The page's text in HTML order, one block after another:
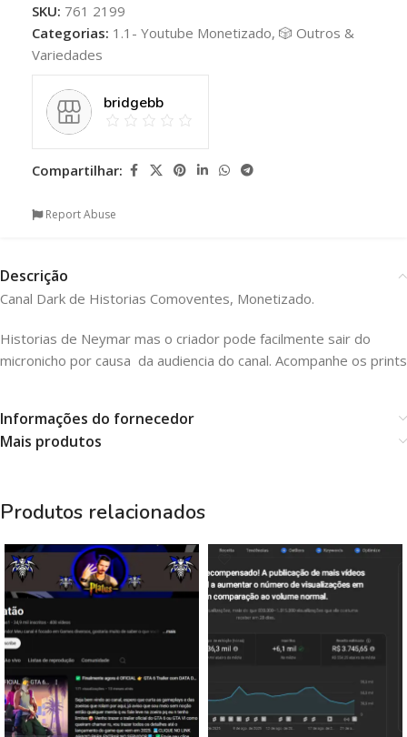
SKU: 761 2199
Categorias: 1.1- Youtube Monetizado, 🎲 Outros &
Variedades
bridgebb
Compartilhar:
Report Abuse
Descrição
Canal Dark de Historias Comoventes, Monetizado.
Historias de Neymar mas o criador pode facilmente sair do
micronicho por causa da audiencia do canal. Acompanhe os prints
Informações do fornecedor
Mais produtos
Produtos relacionados